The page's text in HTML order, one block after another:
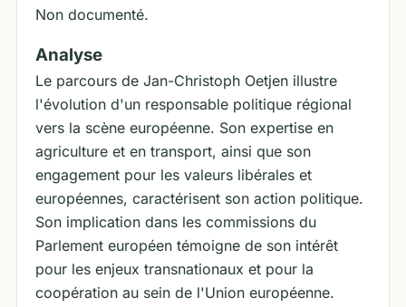
Non documenté.
Analyse
Le parcours de Jan-Christoph Oetjen illustre
l'évolution d'un responsable politique régional
vers la scène européenne. Son expertise en
agriculture et en transport, ainsi que son
engagement pour les valeurs libérales et
européennes, caractérisent son action politique.
Son implication dans les commissions du
Parlement européen témoigne de son intérêt
pour les enjeux transnationaux et pour la
coopération au sein de l'Union européenne.